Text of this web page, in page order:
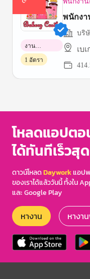
พนักงา
บริ
เบ
งาน
พาร์ทไทม์
1 อัตรา
of
โหลดแอปตอ
ได้ทันทีเร็วสุ
ดาวน์โหลดDayworkแอป
ของเราได้แล้ววันนี้ ทั้งใน
และ Google Play
หางาน หางา